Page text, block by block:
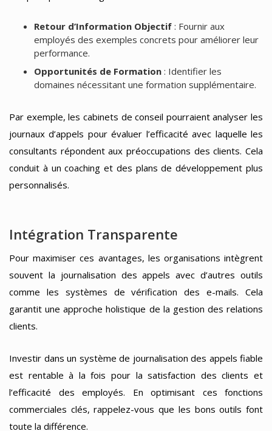
Retour d’Information Objectif: Fournir aux
employés des exemples concrets pour améliorer leur
performance.
Opportunités de Formation: Identifier les
domaines nécessitant une formation supplémentaire.
Par exemple, les cabinets de conseil pourraient analyser les
journaux d’appels pour évaluer l’efficacité avec laquelle les
consultants répondent aux préoccupations des clients. Cela
conduit à un coaching et des plans de développement plus
personnalisés.
Intégration Transparente
Pour maximiser ces avantages, les organisations intègrent
souvent la journalisation des appels avec d’autres outils
comme les systèmes de vérification des e-mails. Cela
garantit une approche holistique de la gestion des relations
clients.
Investir dans un système de journalisation des appels fiable
est rentable à la fois pour la satisfaction des clients et
l’efficacité des employés. En optimisant ces fonctions
commerciales clés, rappelez-vous que les bons outils font
toute la différence.